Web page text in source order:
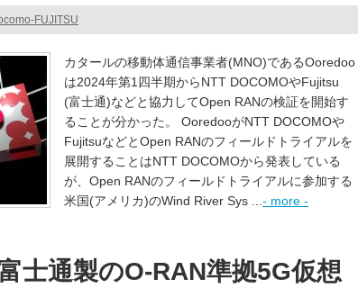
FUJITSU
カタールの移動体通信事業者(MNO)であるOoredoo
は2024年第1四半期からNTT DOCOMOやFujitsu
(富士通)などと協力してOpen RANの検証を開始す
ることが分かった。 OoredooがNTT DOCOMOや
FujitsuなどとOpen RANのフィールドトライアルを
展開することはNTT DOCOMOから発表している
が、Open RANのフィールドトライアルに参加する
米国(アメリカ)のWind River Sys ... - more -
士通製のO-RAN準拠5G仮想